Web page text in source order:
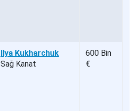
Ilya Kukharchuk
Sağ Kanat
600 Bin
€